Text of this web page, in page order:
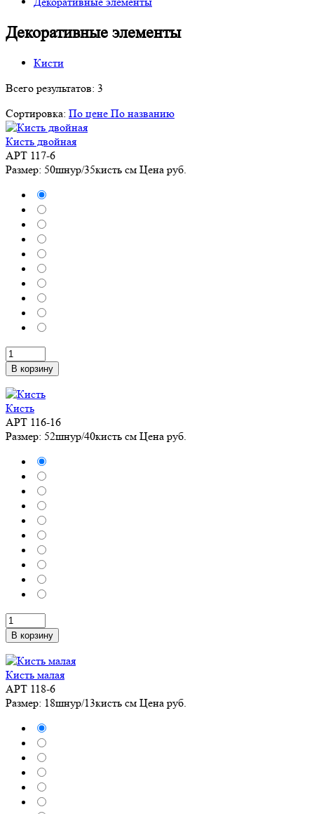
Декоративные элементы
Кисти
Всего результатов: 3
Сортировка: По цене По названию
Кисть двойная
АРТ 117-6
Размер: 50шнур/35кисть см Цена руб.
В корзину
Кисть
АРТ 116-16
Размер: 52шнур/40кисть см Цена руб.
В корзину
Кисть малая
АРТ 118-6
Размер: 18шнур/13кисть см Цена руб.